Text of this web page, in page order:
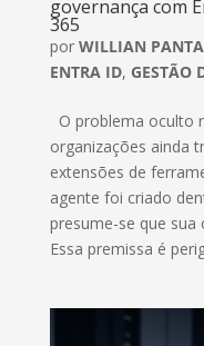
governança com
365
por WILLIAN
ENTRA ID, GESTÃO
O problema oculto
organizações ainda
extensões de
agente foi criado
presume-se que
Essa premissa é